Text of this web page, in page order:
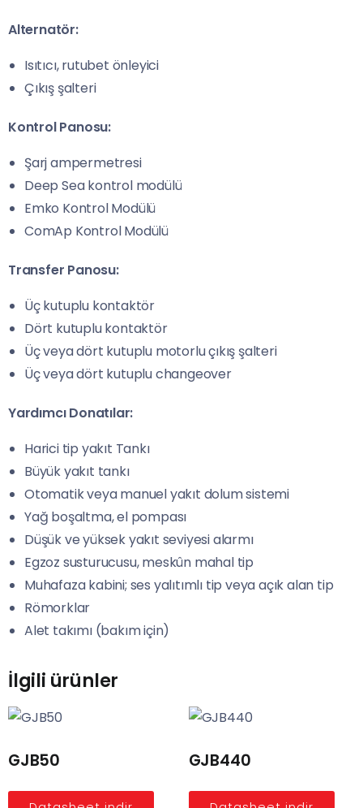
Alternatör:
Isıtıcı, rutubet önleyici
Çıkış şalteri
Kontrol Panosu:
Şarj ampermetresi
Deep Sea kontrol modülü
Emko Kontrol Modülü
ComAp Kontrol Modülü
Transfer Panosu:
Üç kutuplu kontaktör
Dört kutuplu kontaktör
Üç veya dört kutuplu motorlu çıkış şalteri
Üç veya dört kutuplu changeover
Yardımcı Donatılar:
Harici tip yakıt Tankı
Büyük yakıt tankı
Otomatik veya manuel yakıt dolum sistemi
Yağ boşaltma, el pompası
Düşük ve yüksek yakıt seviyesi alarmı
Egzoz susturucusu, meskûn mahal tip
Muhafaza kabini; ses yalıtımlı tip veya açık alan tip
Römorklar
Alet takımı (bakım için)
İlgili ürünler
GJB50 GJB440